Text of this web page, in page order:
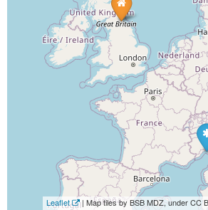
Leaflet
| Map tiles by BSB MDZ, under CC